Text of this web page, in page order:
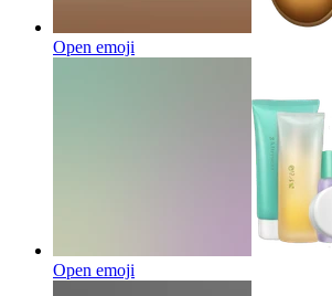
Open emoji
Open emoji